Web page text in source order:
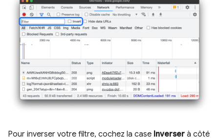
Pour inverser votre filtre, cochez la case Inverser à côté